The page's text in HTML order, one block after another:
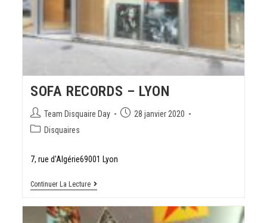
SOFA RECORDS – LYON
Team Disquaire Day
28 janvier 2020
Disquaires
7, rue d'Algérie69001 Lyon
Continuer La Lecture